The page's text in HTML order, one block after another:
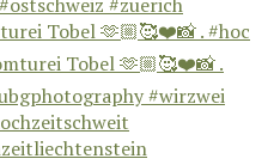
Tobel 🫶🏼🥰❤️📸 . #hoc